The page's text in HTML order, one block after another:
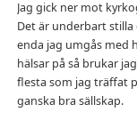
Jag gick ner mot
Det är underbart stilla
enda jag umgås med
hälsar på så brukar
flesta som jag träffat
ganska bra sällskap.